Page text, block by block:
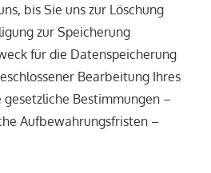
bis Sie uns zur Löschung
zur Speicherung
für die Datenspeicherung
Bearbeitung Ihres
gesetzliche Bestimmungen –
Aufbewahrungsfristen –